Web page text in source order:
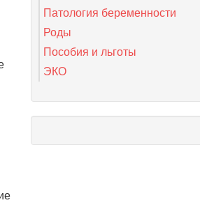
Патология беременности
Роды
Пособия и льготы
ЭКО